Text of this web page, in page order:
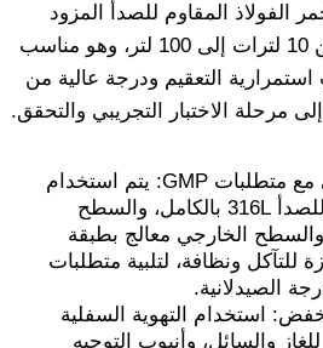
الفولاذ المقاوم للصدأ المزود
بنظام تعقيم في الموقع من 10 لترات إلى 100 لتر، وهو مناسب
استمرارية التعقيم ودرجة عالية من
مرحلة الاختبار التجريبي والتحقق.
المواد مفضلة، بما يتماشى مع متطلبات GMP: يتم استخدام
بطانة من الفولاذ المقاوم للصدأ 316L بالكامل، والسطح
الخارجي معالج بطبقة
للتآكل ونظافة، لتلبية متطلبات
الصيدلانية.
استخدام التهوية السفلية
والسائل، وأنبوب التوجيه